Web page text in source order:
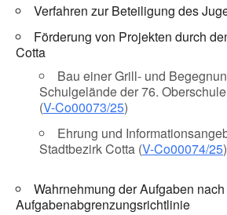
Verfahren zur Beteiligung des
Förderung von Projekten durch
Cotta
Bau einer Grill- und
Schulgelände der 76.
(V-Co00073/25)
Ehrung und
Stadtbezirk Cotta (V-Co00074/25)
Wahrnehmung der Aufgaben nach
Aufgabenabgrenzungsrichtlinie